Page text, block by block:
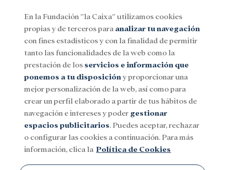
Menu
SocialInvestigación y becasCultura
UNESCO
En la Fundación ”la Caixa” utilizamos cookies
propias y de terceros para analizar tu navegación
con fines estadísticos y con la finalidad de permitir
tanto las funcionalidades de la web como la
prestación de los servicios e información que
ponemos a tu disposición y proporcionar una
mejor personalización de la web, así como para
crear un perfil elaborado a partir de tus hábitos de
navegación e intereses y poder gestionar
espacios publicitarios. Puedes aceptar, rechazar
o configurar las cookies a continuación. Para más
información, clica la Política de Cookies